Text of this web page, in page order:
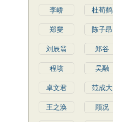
李峤 杜荀鹤
郑燮 陈子昂
刘辰翁 郑谷
程垓 吴融
卓文君 范成大
王之涣 顾况